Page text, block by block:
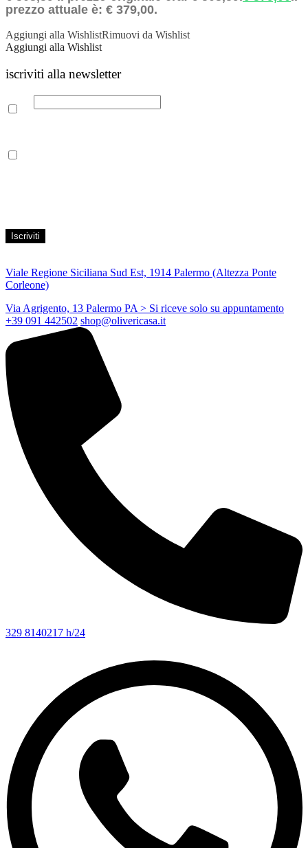
prezzo attuale è: € 379,00.
Aggiungi alla WishlistRimuovi da Wishlist
Aggiungi alla Wishlist
iscriviti alla newsletter
Viale Regione Siciliana Sud Est, 1914 Palermo (Altezza Ponte
Corleone)
Via Agrigento, 13 Palermo PA > Si riceve solo su appuntamento
+39 091 442502 shop@olivericasa.it
329 8140217 h/24